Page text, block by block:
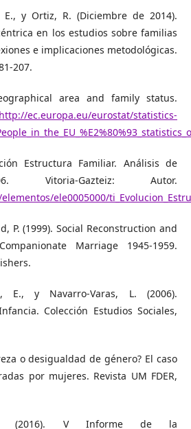
y Ortiz, R. (Diciembre de 2014).
en los estudios sobre familias
e implicaciones metodológicas.
207.
area and family status.
http://ec.europa.eu/eurostat/statistics-
Estructura Familiar. Análisis de
Vitoria-Gazteiz: Autor.
ele0005000/
P. (1999). Social Reconstruction and
Marriage 1945-1959.
E., y Navarro-Varas, L. (2006).
Colección Estudios Sociales,
o desigualdad de género? El caso
por mujeres. Revista UM FDER,
(2016). V Informe de la